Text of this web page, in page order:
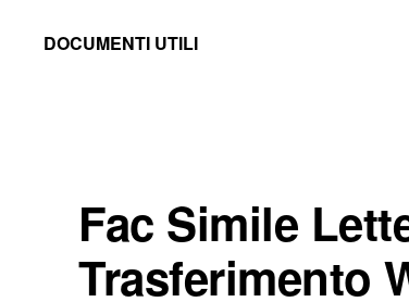
DOCUMENTI UTILI
Fac Simile
Trasferimento